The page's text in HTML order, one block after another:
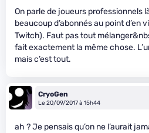
On parle de joueurs professionnels
beaucoup d’abonnés au point d’en
Twitch). Faut pas tout
fait exactement la même chose.
mais c’est tout.
CryoGen
Le 20/09/2017 à 15h44
ah ? Je pensais qu’on ne l’aurait